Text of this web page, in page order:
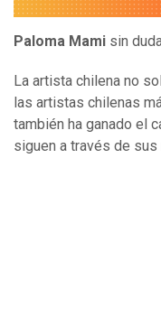
Paloma Mami sin
La artista chilena no
las artistas chilenas
también ha ganado el
siguen a través de